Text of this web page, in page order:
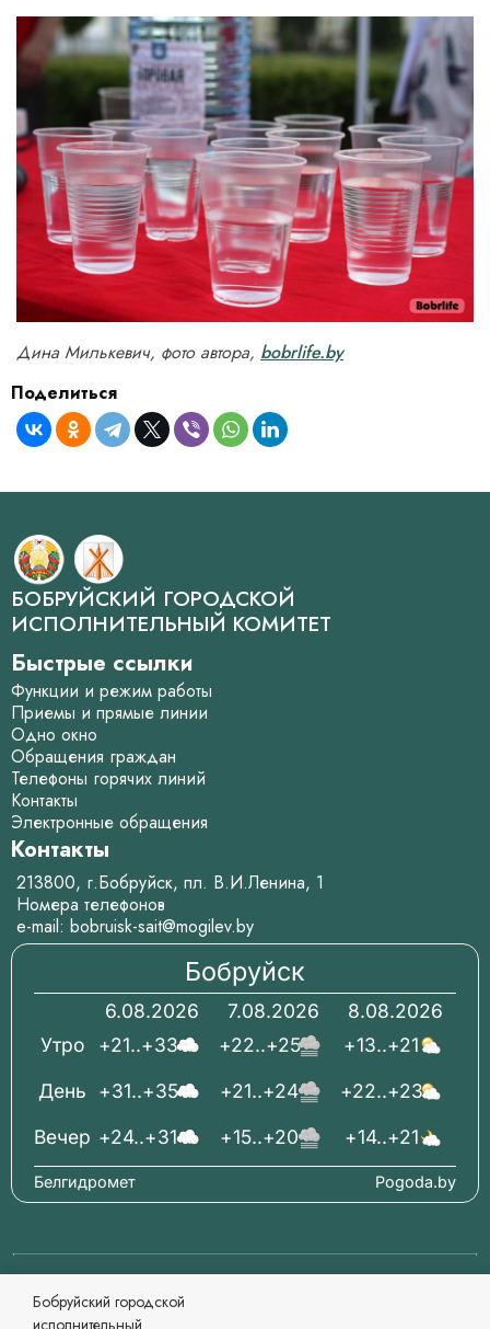
Дина Милькевич, фото автора, bobrlife.by
Поделиться
БОБРУЙСКИЙ ГОРОДСКОЙ
ИСПОЛНИТЕЛЬНЫЙ КОМИТЕТ
Быстрые ссылки
Функции и режим работы
Приемы и прямые линии
Одно окно
Обращения граждан
Телефоны горячих линий
Контакты
Электронные обращения
Контакты
213800, г.Бобруйск, пл. В.И.Ленина, 1
Номера телефонов
e-mail: bobruisk-sait@mogilev.by
Бобруйск
6.08.2026
+21..+33
+31..+35
+24..+31
7.08.2026
+22..+25
+21..+24
+15..+20
8.08.2026
+13..+21
+22..+23
+14..+21
Вечер
День
Утро
Pogoda.by
Белгидромет
© 2006-2026 Бобруйский городской исполнительный
комитет Официальный сайт
Бобруйский городской
исполнительный